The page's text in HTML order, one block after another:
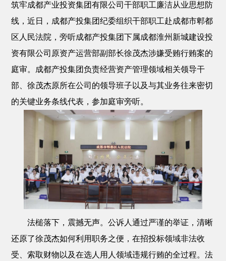
筑牢成都产业投资集团有限公司干部职工廉洁从业思想防
线，近日， 成都产投集团纪委组织干部职工赴成都市郫都
区人民法院，旁听成都产投集团下属成都淮州新城建设投
资有限公司原资产运营部副部长徐茂杰涉嫌受贿行贿案的
庭审。 成都产投集团负责经营资产管理领域相关领导干
部 、徐茂杰原所在公司 的领导班子 以及与其业务往来密切
的关键业务条线代表 ，参加庭审旁听。
法槌落下，震撼无声。公诉人通过严谨的举证，清晰
还原了徐茂杰如何利用职务之便，在招投标领域非法收
受、索取财物以及在选人用人领域违规行贿的全过程。法